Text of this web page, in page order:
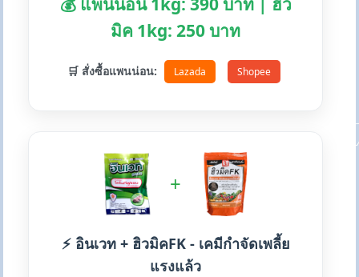
มิค 1kg: 250 บาท
🛒 สั่งซื้อแพนน่อน: Lazada Shopee
+
⚡ อินเวท + ฮิวมิคFK - เคมีกำจัดเพลี้ย
แรงแล้ว